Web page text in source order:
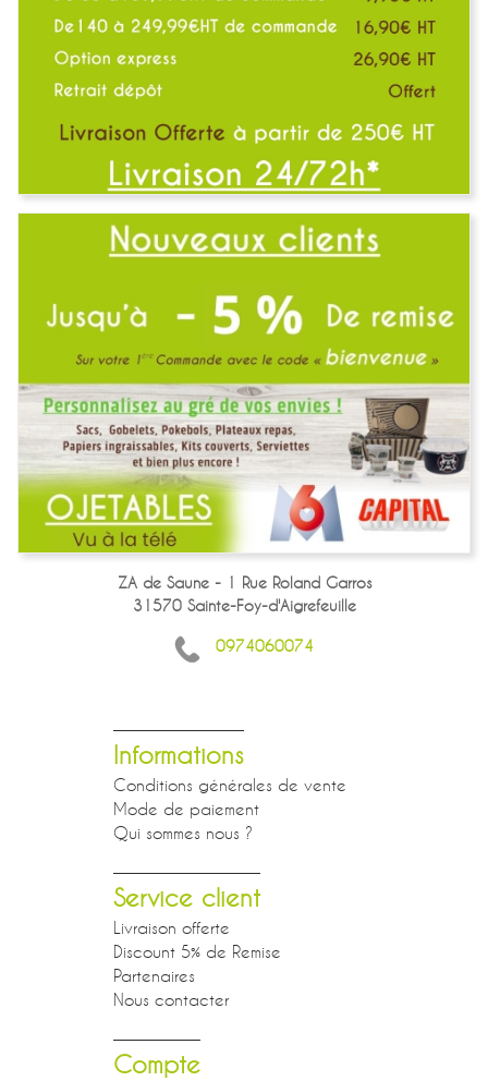
ZA de Saune - 1 Rue Roland Garros
31570 Sainte-Foy-d'Aigrefeuille
0974060074
Informations
Conditions générales de vente
Mode de paiement
Qui sommes nous ?
Service client
Livraison offerte
Discount 5% de Remise
Partenaires
Nous contacter
Compte